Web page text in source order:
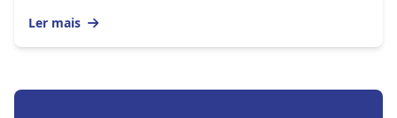
Ler mais